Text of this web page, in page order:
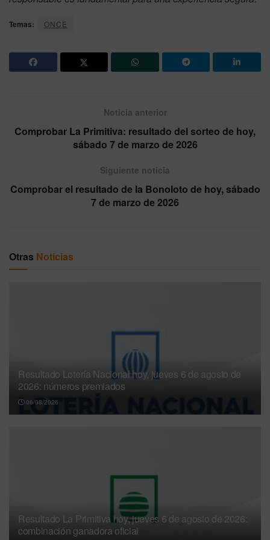
Temas: ONCE
Noticia anterior
Comprobar La Primitiva: resultado del sorteo de hoy,
sábado 7 de marzo de 2026
Siguiente noticia
Comprobar el resultado de la Bonoloto de hoy, sábado
7 de marzo de 2026
Otras Noticias
Resultado Lotería Nacional hoy, jueves 6 de agosto de
2026: números premiados
06/08/2026
Resultado La Primitiva hoy, jueves 6 de agosto de 2026:
combinación ganadora oficial